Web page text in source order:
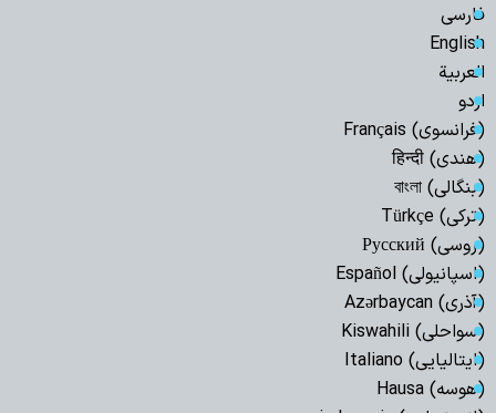
فارسی
English
العربیة
اردو
(فرانسوی) Français
(هندی) हिन्दी
(بنگالی) বাংলা
(ترکی) Türkçe
(روسی) Русский
(اسپانیولی) Español
(آذری) Azərbaycan
(سواحلی) Kiswahili
(ایتالیایی) Italiano
(هوسه) Hausa